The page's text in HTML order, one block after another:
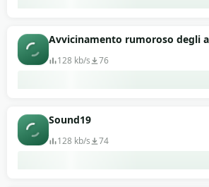
Avvicinamento rumoroso degli
128 kb/s 76
Sound19
128 kb/s 74